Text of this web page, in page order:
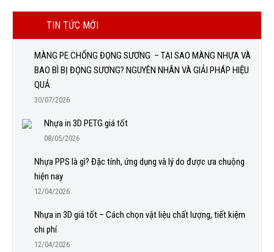
TIN TỨC MỚI
MÀNG PE CHỐNG ĐỌNG SƯƠNG – TẠI SAO MÀNG NHỰA VÀ
BAO BÌ BỊ ĐỌNG SƯƠNG? NGUYÊN NHÂN VÀ GIẢI PHÁP HIỆU
QUẢ
30/07/2026
Nhựa in 3D PETG giá tốt
08/05/2026
Nhựa PPS là gì? Đặc tính, ứng dụng và lý do được ưa chuộng
hiện nay
12/04/2026
Nhựa in 3D giá tốt – Cách chọn vật liệu chất lượng, tiết kiệm
chi phí
12/04/2026